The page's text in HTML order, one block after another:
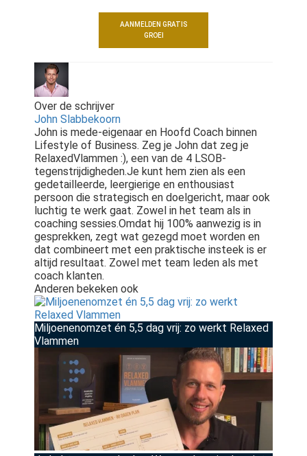
AANMELDEN GRATIS
GROEI
Over de schrijver
John Slabbekoorn
John is mede-eigenaar en Hoofd Coach binnen
Lifestyle of Business. Zeg je John dat zeg je
RelaxedVlammen :), een van de 4 LSOB-
tegenstrijdigheden.Je kunt hem zien als een
gedetailleerde, leergierige en enthousiast
persoon die strategisch en doelgericht, maar ook
luchtig te werk gaat. Zowel in het team als in
coaching sessies.Omdat hij 100% aanwezig is in
gesprekken, zegt wat gezegd moet worden en
dat combineert met een praktische insteek is er
altijd resultaat. Zowel met team leden als met
coach klanten.
Anderen bekeken ook
Miljoenenomzet én 5,5 dag vrij: zo werkt Relaxed
Vlammen